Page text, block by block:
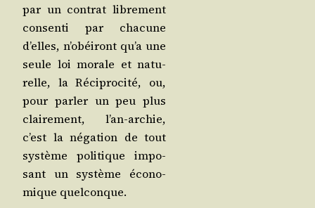
par un contrat libre­ment
consen­ti par cha­cune
d’elles, n’o­béi­ront qu’a une
seule loi morale et natu­
relle, la Réci­pro­ci­té, ou,
pour par­ler un peu plus
clai­re­ment, l’an-archie,
c’est la néga­tion de tout
sys­tème poli­tique impo­
sant un sys­tème éco­no­
mique quelconque.